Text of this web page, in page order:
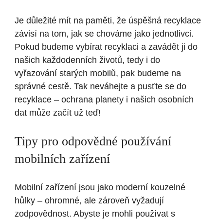
Je důležité mít na paměti, že úspěšná recyklace
závisí na tom, jak se chováme jako jednotlivci.
Pokud budeme vybírat recyklaci a zavádět ji do
našich každodenních životů, tedy i do
vyřazování starých mobilů, pak budeme na
správné cestě. Tak neváhejte a pusťte se do
recyklace – ochrana planety i našich osobních
dat může začít už teď!
Tipy pro odpovědné používání
mobilních zařízení
Mobilní zařízení jsou jako moderní kouzelné
hůlky – ohromné, ale zároveň vyžadují
zodpovědnost. Abyste je mohli používat s